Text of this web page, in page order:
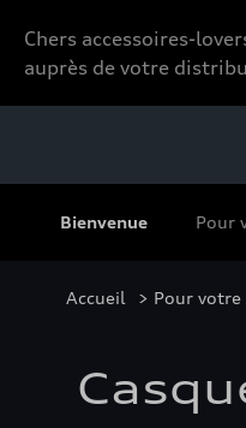
Chers accessoires-
auprès de votre
Bienvenue Pour
Accueil > Pour votre